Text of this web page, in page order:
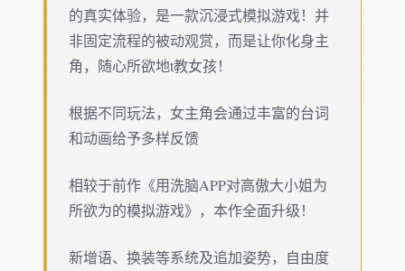
的真实体验，是一款沉浸式模拟游戏！并
非固定流程的被动观赏，而是让你化身主
角，随心所欲地t教女孩！
根据不同玩法，女主角会通过丰富的台词
和动画给予多样反馈
相较于前作《用洗脑APP对高傲大小姐为
所欲为的模拟游戏》，本作全面升级！
新增语、换装等系统及追加姿势，自由度